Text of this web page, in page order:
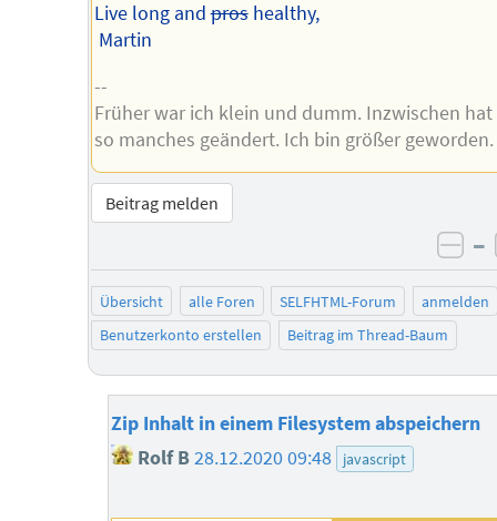
Live long andproshealthy,
Martin
--
Früher war ich klein und dumm. Inzwischen hat
so manches geändert. Ich bin größer geworden.
Beitrag melden
–
Übersicht alle Foren SELFHTML-Forum
anmelden
Benutzerkonto erstellen
Beitrag im Thread-Baum
Zip Inhalt in einem Filesystem abspeichern
Rolf B 28.12.2020 09:48 javascript